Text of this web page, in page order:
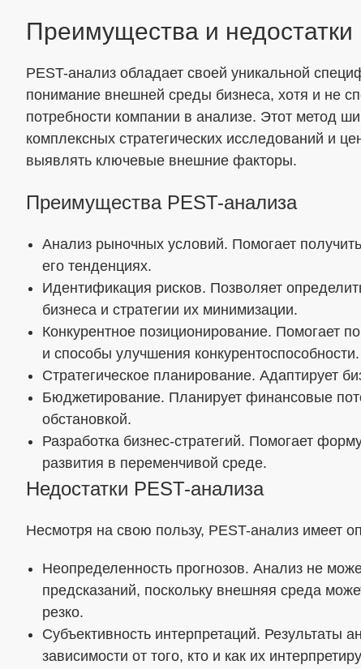
Преимущества и недостатки
PEST-анализ обладает своей уникальной
понимание внешней среды бизнеса, хотя и не
потребности компании в анализе. Этот метод
комплексных стратегических исследований и
выявлять ключевые внешние факторы.
Преимущества PEST-анализа
Анализ рыночных условий. Помогает
его тенденциях.
Идентификация рисков. Позволяет
бизнеса и стратегии их минимизации.
Конкурентное позиционирование. Помогает
и способы улучшения конкурентоспособности.
Стратегическое планирование. Адаптирует
Бюджетирование. Планирует финансовые
обстановкой.
Разработка бизнес-стратегий. Помогает
развития в переменчивой среде.
Недостатки PEST-анализа
Несмотря на свою пользу, PEST-анализ имеет
Неопределенность прогнозов. Анализ не
предсказаний, поскольку внешняя среда
резко.
Субъективность интерпретаций. Результаты
зависимости от того, кто и как их